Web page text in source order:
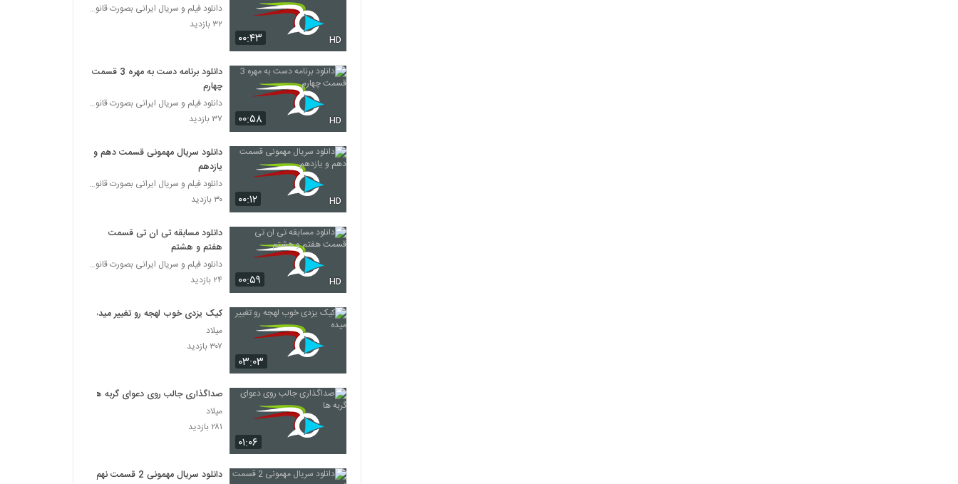
۰۰:۴۳ HD
دانلود فیلم و سریال ایرانی بصورت قانونی
۳۲ بازدید
۰۰:۵۸ HD
دانلود برنامه دست به مهره 3 قسمت
چهارم
دانلود فیلم و سریال ایرانی بصورت قانونی
۳۷ بازدید
۰۰:۱۲ HD
دانلود سریال مهمونی قسمت دهم و
یازدهم
دانلود فیلم و سریال ایرانی بصورت قانونی
۳۰ بازدید
۰۰:۵۹ HD
دانلود مسابقه تی ان تی قسمت
هفتم و هشتم
دانلود فیلم و سریال ایرانی بصورت قانونی
۲۴ بازدید
۰۳:۰۳
کیک یزدی خوب لهجه رو تغییر میده
میلاد
۳۰۷ بازدید
۰۱:۰۶
صداگذاری جالب روی دعوای گربه ها
میلاد
۲۸۱ بازدید
دانلود سریال مهمونی 2 قسمت نهم